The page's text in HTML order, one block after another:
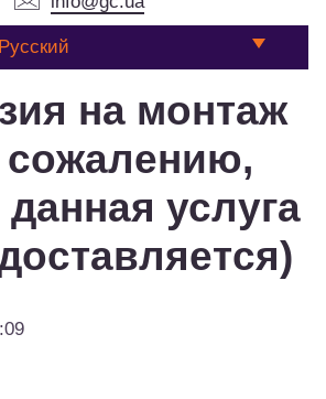
Русский
на монтаж
сожалению,
услуга